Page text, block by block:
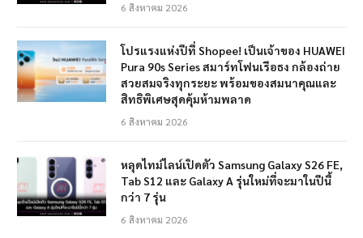
6 สิงหาคม 2026
โปรแรงแห่งปีที่ Shopee! เป็นเจ้าของ HUAWEI
Pura 90s Series สมาร์ทโฟนเรือธง กล้องถ่าย
สวยสมจริงทุกระยะ พร้อมของสมนาคุณและ
สิทธิพิเศษสุดคุ้มห้ามพลาด
6 สิงหาคม 2026
หลุดไทม์ไลน์เปิดตัว Samsung Galaxy S26 FE,
Tab S12 และ Galaxy A รุ่นใหม่ที่จะมาในปีนี้
กว่า 7 รุ่น
6 สิงหาคม 2026